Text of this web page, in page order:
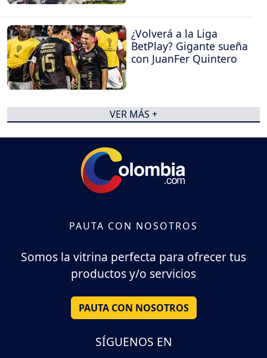
¿Volverá a la Liga
BetPlay? Gigante sueña
con JuanFer Quintero
VER MÁS +
PAUTA CON NOSOTROS
Somos la vitrina perfecta para ofrecer tus
productos y/o servicios
PAUTA CON NOSOTROS
SÍGUENOS EN